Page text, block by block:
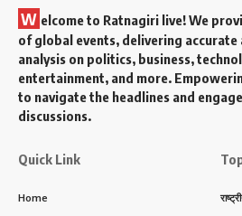
W elcome to Ratnagiri live! We
of global events, delivering
analysis on politics, business,
entertainment, and more.
to navigate the headlines and
discussions.
Quick Link
Home